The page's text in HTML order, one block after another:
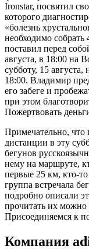
Ironstar, посвятил
которого
«болезнь
необходимо
поставил перед
августа, в 18:00 на
субботу, 15
18:00. Владимир
его забеге и
при этом
Пожертвовать
Примечательно,
дистанции в эту
бегунов
нему на маршруте,
первые 25 км, кто-
группа встречала
подробно описали
прочитать их можно
Присоединяемся к
Компания